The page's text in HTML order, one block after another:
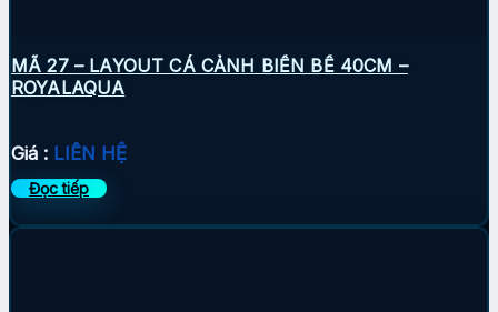
MÃ 27 – LAYOUT CÁ CẢNH BIỂN BỂ 40CM –
ROYALAQUA
Giá : LIÊN HỆ
Đọc tiếp